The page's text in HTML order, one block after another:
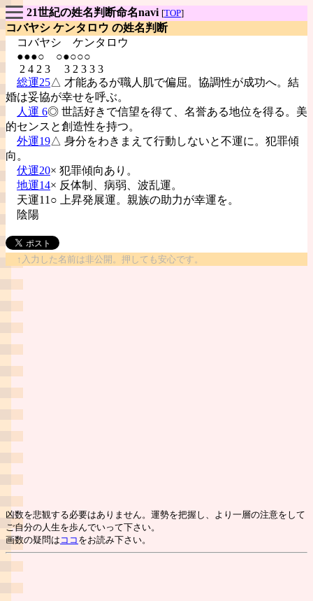
21世紀の姓名判断命名navi [TOP]
コバヤシ ケンタロウ の姓名判断
コバヤシ ケンタロウ
●●●○ ○●○○○
2 4 2 3 3 2 3 3 3
総運25△ 才能あるが職人肌で偏屈。協調性が成功へ。結
婚は妥協が幸せを呼ぶ。
人運 6◎ 世話好きで信望を得て、名誉ある地位を得る。美
的センスと創造性を持つ。
外運19△ 身分をわきまえて行動しないと不運に。犯罪傾
向。
伏運20× 犯罪傾向あり。
地運14× 反体制、病弱、波乱運。
天運11○ 上昇発展運。親族の助力が幸運を。
陰陽
↑入力した名前は非公開。押しても安心です。
凶数を悲観する必要はありません。運勢を把握し、より一層の注意をして
ご自分の人生を歩んでいって下さい。
画数の疑問は ココ をお読み下さい。